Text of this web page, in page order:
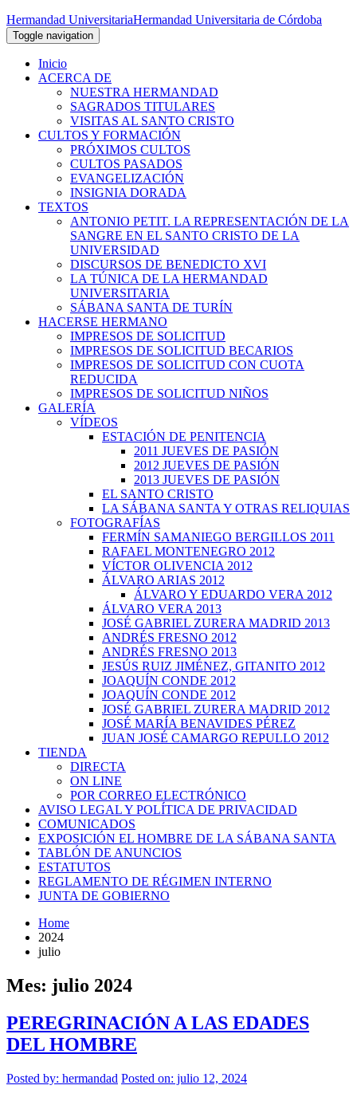
Hermandad UniversitariaHermandad Universitaria de Córdoba
Toggle navigation
Inicio
ACERCA DE
NUESTRA HERMANDAD
SAGRADOS TITULARES
VISITAS AL SANTO CRISTO
CULTOS Y FORMACIÓN
PRÓXIMOS CULTOS
CULTOS PASADOS
EVANGELIZACIÓN
INSIGNIA DORADA
TEXTOS
ANTONIO PETIT. LA REPRESENTACIÓN DE LA
SANGRE EN EL SANTO CRISTO DE LA
UNIVERSIDAD
DISCURSOS DE BENEDICTO XVI
LA TÚNICA DE LA HERMANDAD
UNIVERSITARIA
SÁBANA SANTA DE TURÍN
HACERSE HERMANO
IMPRESOS DE SOLICITUD
IMPRESOS DE SOLICITUD BECARIOS
IMPRESOS DE SOLICITUD CON CUOTA
REDUCIDA
IMPRESOS DE SOLICITUD NIÑOS
GALERÍA
VÍDEOS
ESTACIÓN DE PENITENCIA
2011 JUEVES DE PASIÓN
2012 JUEVES DE PASIÓN
2013 JUEVES DE PASIÓN
EL SANTO CRISTO
LA SÁBANA SANTA Y OTRAS RELIQUIAS
FOTOGRAFÍAS
FERMÍN SAMANIEGO BERGILLOS 2011
RAFAEL MONTENEGRO 2012
VÍCTOR OLIVENCIA 2012
ÁLVARO ARIAS 2012
ÁLVARO Y EDUARDO VERA 2012
ÁLVARO VERA 2013
JOSÉ GABRIEL ZURERA MADRID 2013
ANDRÉS FRESNO 2012
ANDRÉS FRESNO 2013
JESÚS RUIZ JIMÉNEZ, GITANITO 2012
JOAQUÍN CONDE 2012
JOAQUÍN CONDE 2012
JOSÉ GABRIEL ZURERA MADRID 2012
JOSÉ MARÍA BENAVIDES PÉREZ
JUAN JOSÉ CAMARGO REPULLO 2012
TIENDA
DIRECTA
ON LINE
POR CORREO ELECTRÓNICO
AVISO LEGAL Y POLÍTICA DE PRIVACIDAD
COMUNICADOS
EXPOSICIÓN EL HOMBRE DE LA SÁBANA SANTA
TABLÓN DE ANUNCIOS
ESTATUTOS
REGLAMENTO DE RÉGIMEN INTERNO
JUNTA DE GOBIERNO
Home
2024
julio
Mes: julio 2024
PEREGRINACIÓN A LAS EDADES
DEL HOMBRE
Posted by: hermandad Posted on: julio 12, 2024